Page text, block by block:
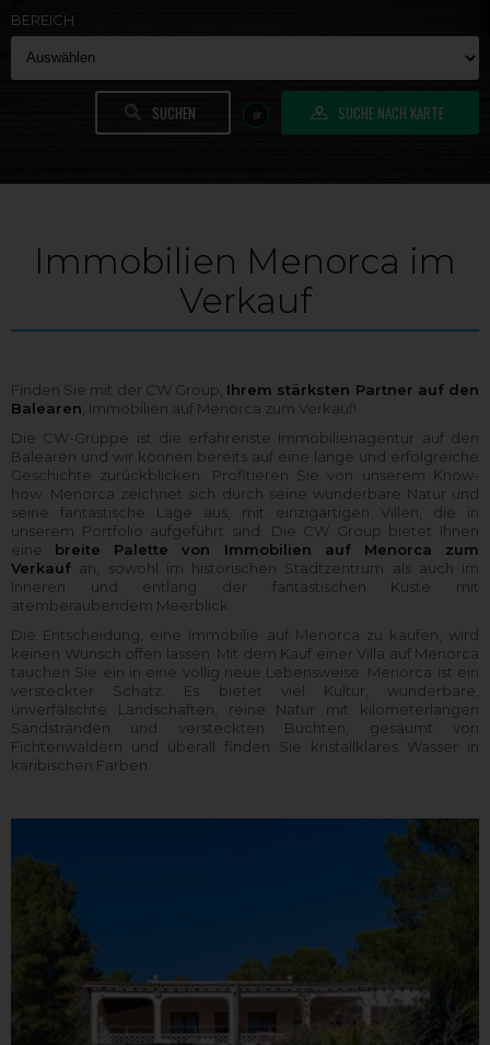
BEREICH
or SUCHE NACH KARTE
Immobilien Menorca im
Verkauf
Finden Sie mit der CW Group, Ihrem stärksten Partner auf den
Balearen , Immobilien auf Menorca zum Verkauf!
Die CW-Gruppe ist die erfahrenste Immobilienagentur auf den
Balearen und wir können bereits auf eine lange und erfolgreiche
Geschichte zurückblicken. Profitieren Sie von unserem Know-
how. Menorca zeichnet sich durch seine wunderbare Natur und
seine fantastische Lage aus, mit einzigartigen Villen, die in
unserem Portfolio aufgeführt sind. Die CW Group bietet Ihnen
eine breite Palette von Immobilien auf Menorca zum
Verkauf an, sowohl im historischen Stadtzentrum als auch im
Inneren und entlang der fantastischen Küste mit
atemberaubendem Meerblick.
Die Entscheidung, eine Immobilie auf Menorca zu kaufen, wird
keinen Wunsch offen lassen. Mit dem Kauf einer Villa auf Menorca
tauchen Sie ein in eine völlig neue Lebensweise. Menorca ist ein
versteckter Schatz. Es bietet viel Kultur, wunderbare,
unverfälschte Landschaften, reine Natur mit kilometerlangen
Sandstränden und versteckten Buchten, gesäumt von
Fichtenwäldern und überall finden Sie kristallklares Wasser in
karibischen Farben.